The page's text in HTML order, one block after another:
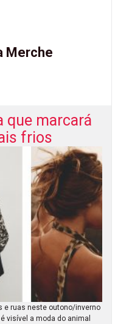
Merche
que marcará
frios
e ruas neste outono/inverno
visível a moda do animal